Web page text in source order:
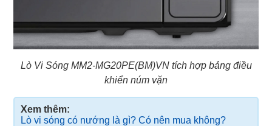
Lò Vi Sóng MM2-MG20PE(BM)VN tích hợp bảng điều
khiển núm vặn
Xem thêm:
Lò vi sóng có nướng là gì? Có nên mua không?